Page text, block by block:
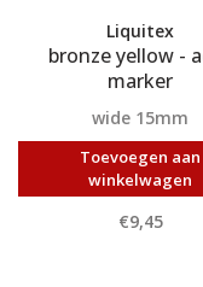
Liquitex
bronze yellow -
marker
wide 15mm
Toevoegen aan
winkelwagen
€9,45